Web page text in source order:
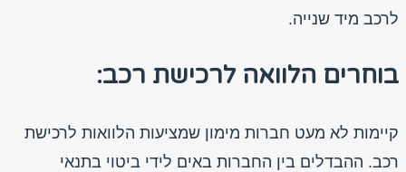
לרכב מיד שנייה.
בוחרים הלוואה לרכישת רכב:
קיימות לא מעט חברות מימון שמציעות הלוואות לרכישת
רכב. ההבדלים בין החברות באים לידי ביטוי בתנאי